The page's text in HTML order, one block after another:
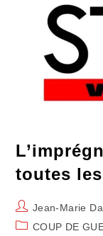
toutes
Auteur/autrice
de
Jean-Marie
PostCOUP DE